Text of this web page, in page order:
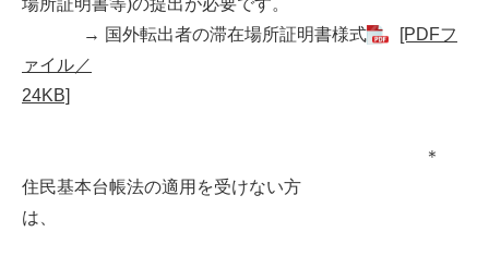
→ 国外転出者の滞在場所証明書様式
[PDFフ
ァイル／
24KB]
＊
住民基本台帳法の適用を受けない方
は、